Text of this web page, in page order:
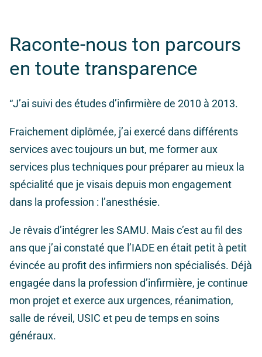
Raconte-nous ton parcours
en toute transparence
“J’ai suivi des études d’infirmière de 2010 à 2013.
Fraichement diplômée, j’ai exercé dans différents
services avec toujours un but, me former aux
services plus techniques pour préparer au mieux la
spécialité que je visais depuis mon engagement
dans la profession : l’anesthésie.
Je rêvais d’intégrer les SAMU. Mais c’est au fil des
ans que j’ai constaté que l’IADE en était petit à petit
évincée au profit des infirmiers non spécialisés. Déjà
engagée dans la profession d’infirmière, je continue
mon projet et exerce aux urgences, réanimation,
salle de réveil, USIC et peu de temps en soins
généraux.